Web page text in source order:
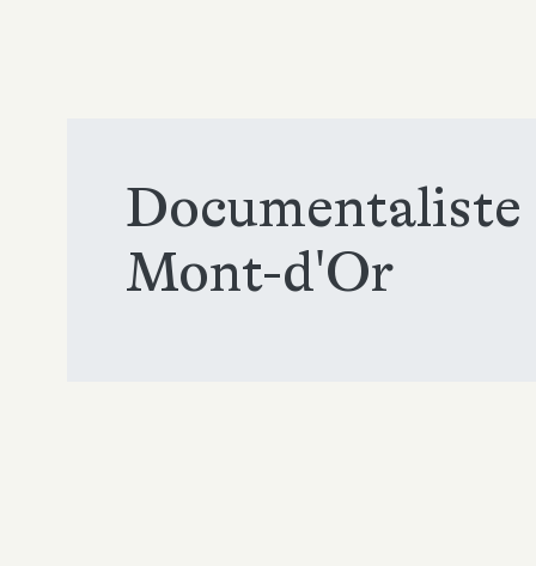
Documentaliste
Mont-d'Or